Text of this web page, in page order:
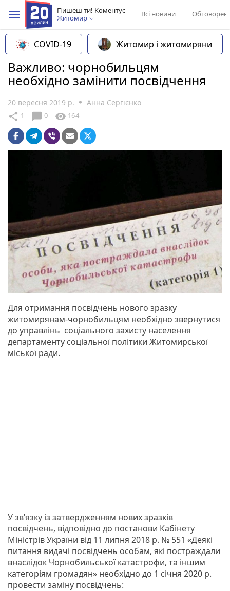
Пишеш ти! Коментує
Житомир
Всі новини
COVID-19 Житомир і житомиряни
Важливо: чорнобильцям
необхідно замінити посвідчення
20 вересня 2019 р. Анна Сергієнко
share 1 chat_bubble 0 visibility 164
Для отримання посвідчень нового зразку
житомирянам-чорнобильцям необхідно звернутися
до управлінь соціального захисту населення
департаменту соціальної політики Житомирської
міської ради.
У зв’язку із затвердженням нових зразків
посвідчень, відповідно до постанови Кабінету
Міністрів України від 11 липня 2018 р. № 551 «Деякі
питання видачі посвідчень особам, які постраждали
внаслідок Чорнобильської катастрофи, та іншим
категоріям громадян» необхідно до 1 січня 2020 р.
провести заміну посвідчень: